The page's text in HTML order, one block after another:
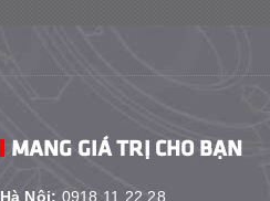
MANG GIÁ TRỊ CHO BẠN
Hà Nội: 0918.11.22.28